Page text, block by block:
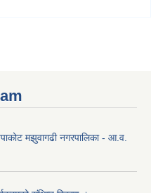
मझुवागढी नगरपालिका - आ.व.